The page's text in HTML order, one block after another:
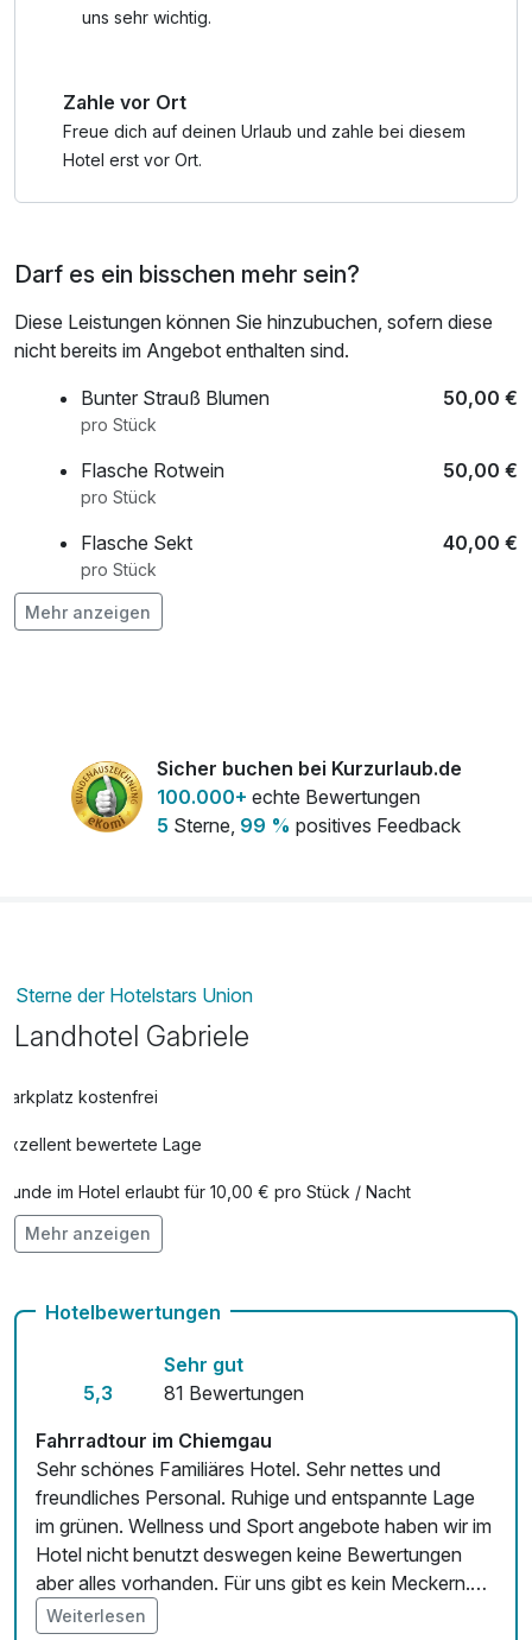
uns sehr wichtig.
Zahle vor Ort
Freue dich auf deinen Urlaub und zahle bei diesem
Hotel erst vor Ort.
Darf es ein bisschen mehr sein?
Diese Leistungen können Sie hinzubuchen, sofern diese
nicht bereits im Angebot enthalten sind.
Bunter Strauß Blumen
50,00 €
pro Stück
Flasche Rotwein 50,00 €
pro Stück
Flasche Sekt 40,00 €
pro Stück
Flasche Weisswein
Mehr anzeigen
Sicher buchen bei Kurzurlaub.de
100.000+ echte Bewertungen
5 Sterne, 99 % positives Feedback
Sterne der Hotelstars Union
Landhotel Gabriele
Parkplatz kostenfrei
Exzellent bewertete Lage
Hunde im Hotel erlaubt für 10,00 € pro Stück / Nacht
Auch vegetarische Speisen
Mehr anzeigen
Hotelbewertungen
5,3
Sehr gut
81 Bewertungen
Fahrradtour im Chiemgau
Sehr schönes Familiäres Hotel. Sehr nettes und
freundliches Personal. Ruhige und entspannte Lage
im grünen. Wellness und Sport angebote haben wir im
Hotel nicht benutzt deswegen keine Bewertungen
aber alles vorhanden. Für uns gibt es kein Meckern.
Weiterlesen